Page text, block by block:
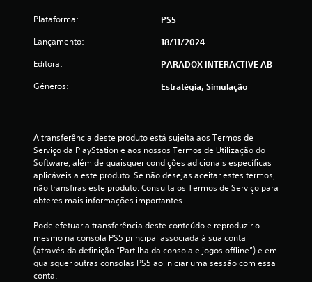
m
5
c
l
Plataforma: PS5
Lançamento: 18/11/2024
Editora: PARADOX INTERACTIVE AB
Géneros: Estratégia, Simulação
A transferência deste produto está sujeita aos Termos de
Serviço da PlayStation e aos nossos Termos de Utilização do
Software, além de quaisquer condições adicionais específicas
aplicáveis a este produto. Se não desejas aceitar estes termos,
não transfiras este produto. Consulta os Termos de Serviço para
obteres mais informações importantes.
Pode efetuar a transferência deste conteúdo e reproduzir o
mesmo na consola PS5 principal associada à sua conta
(através da definição “Partilha da consola e jogos offline”) e em
quaisquer outras consolas PS5 ao iniciar uma sessão com essa
conta.